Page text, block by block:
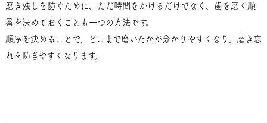
磨き残しを防ぐために、ただ時間をかけるだけでなく、歯を磨く順
番を決めておくことも一つの方法です。
順序を決めることで、どこまで磨いたかが分かりやすくなり、磨き忘
れを防ぎやすくなります。